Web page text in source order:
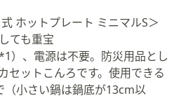
ホットプレート ミニマルS＞
ても重宝
）、電源は不要。防災用品とし
セットこんろです。使用できる
小さい鍋は鍋底が13cm以